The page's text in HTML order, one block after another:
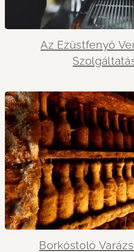
Az Ezüstfenyő
Borkóstoló